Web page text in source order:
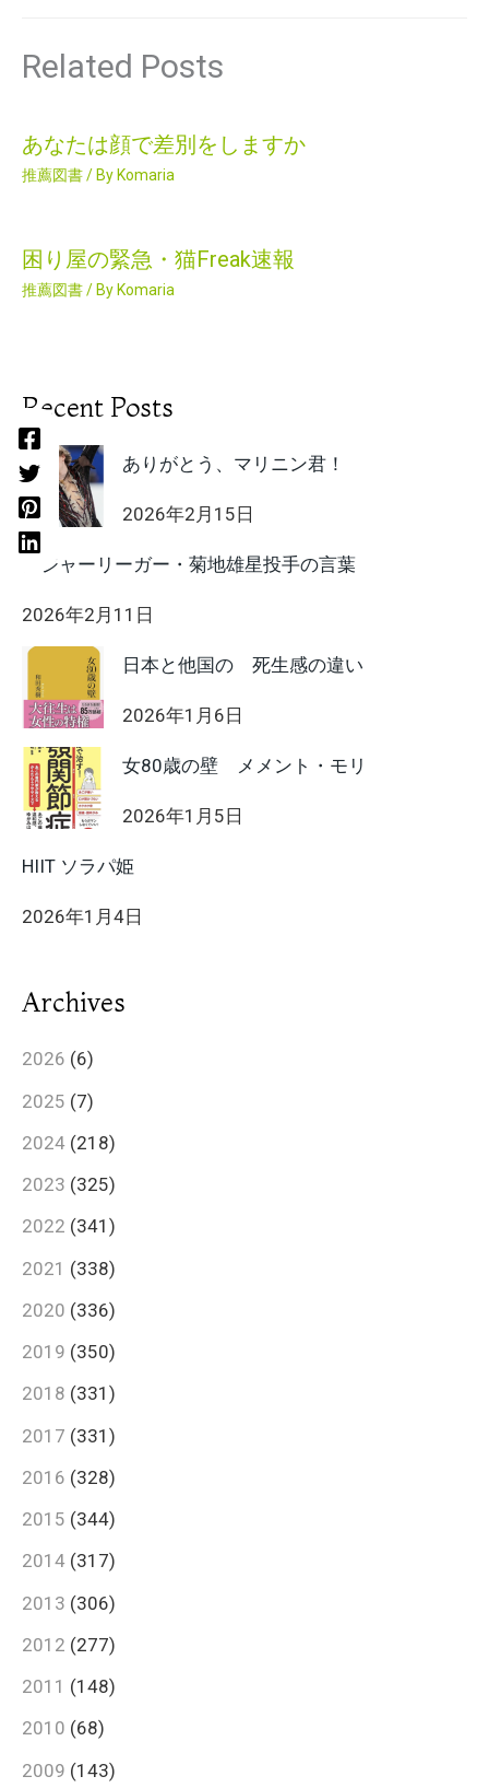
Related Posts
あなたは顔で差別をしますか
推薦図書/ By Komaria
困り屋の緊急・猫Freak速報
推薦図書/ By Komaria
Recent Posts
ありがとう、マリニン君！
2026年2月15日
メジャーリーガー・菊地雄星投手の言葉
2026年2月11日
日本と他国の 死生感の違い
2026年1月6日
女80歳の壁 メメント・モリ
2026年1月5日
HIIT ソラパ姫
2026年1月4日
Archives
2026 (6)
2025 (7)
2024 (218)
2023 (325)
2022 (341)
2021 (338)
2020 (336)
2019 (350)
2018 (331)
2017 (331)
2016 (328)
2015 (344)
2014 (317)
2013 (306)
2012 (277)
2011 (148)
2010 (68)
2009 (143)